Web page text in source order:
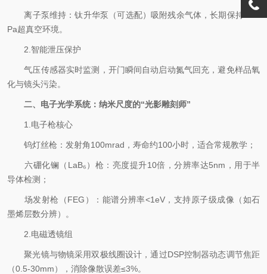
离子泵维持：钛升华泵（可选配）吸附残余气体，长期保持10⁻⁶
Pa超真空环境。
2.智能泄压保护
气压传感器实时监测，开门瞬间自动启动氮气回充，避免样品氧
化与镜头污染。
二、电子光学系统：纳米尺度的“光影雕刻师”
1.电子枪核心
钨灯丝枪：发射角100mrad，寿命约100小时，适合常规教学；
六硼化镧（LaB₆）枪：亮度提升10倍，分辨率达5nm，用于半
导体检测；
场发射枪（FEG）：能谱分辨率<1eV，支持原子级成像（如石
墨烯层数分辨）。
2.电磁透镜组
聚光镜与物镜采用双极线圈设计，通过DSP控制器动态调节焦距
（0.5-30mm），消除像散误差≤3%。